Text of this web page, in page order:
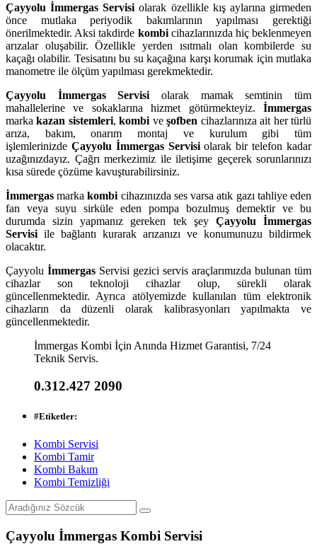
Çayyoluİmmergas Servisiolarak özellikle kış aylarına girmeden
önce mutlaka periyodik bakımlarının yapılması gerektiği
önerilmektedir. Aksi takdirde kombicihazlarınızda hiç beklenmeyen
arızalar oluşabilir. Özellikle yerden ısıtmalı olan kombilerde su
kaçağı olabilir. Tesisatını bu su kaçağına karşı korumak için mutlaka
manometre ile ölçüm yapılması gerekmektedir.
Çayyolu İmmergas Servisiolarak mamak semtinin tüm
mahallelerine ve sokaklarına hizmet götürmekteyiz. İmmergas
markakazan sistemleri,kombi veşofben cihazlarınıza ait her türlü
arıza, bakım, onarım montaj ve kurulum gibi tüm
işlemlerinizde Çayyolu İmmergas Servisiolarak bir telefon kadar
uzağınızdayız. Çağrı merkezimiz ile iletişime geçerek sorunlarınızı
kısa sürede çözüme kavuşturabilirsiniz.
İmmergas markakombi cihazınızda ses varsa atık gazı tahliye eden
fan veya suyu sirküle eden pompa bozulmuş demektir ve bu
durumda sizin yapmanız gereken tek şey Çayyolu İmmergas
Servisi ile bağlantı kurarak arızanızı ve konumunuzu bildirmek
olacaktır.
Çayyolu İmmergas Servisi gezici servis araçlarımızda bulunan tüm
cihazlar son teknoloji cihazlar olup, sürekli olarak
güncellenmektedir. Ayrıca atölyemizde kullanılan tüm elektronik
cihazların da düzenli olarak kalibrasyonları yapılmakta ve
güncellenmektedir.
İmmergas Kombi İçin Anında Hizmet Garantisi, 7/24
Teknik Servis.
0.312.427 2090
#Etiketler:
Kombi Servisi
Kombi Tamir
Kombi Bakım
Kombi Temizliği
Çayyolu İmmergas Kombi Servisi